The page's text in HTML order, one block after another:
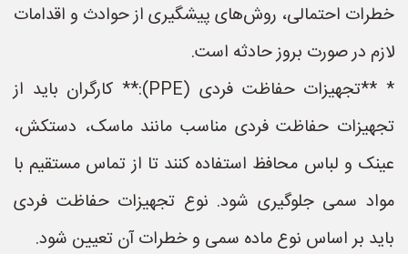
خطرات احتمالی، روش‌های پیشگیری از حوادث و اقدامات
لازم در صورت بروز حادثه است.
* **تجهیزات حفاظت فردی (PPE):** کارگران باید از
تجهیزات حفاظت فردی مناسب مانند ماسک، دستکش،
عینک و لباس محافظ استفاده کنند تا از تماس مستقیم با
مواد سمی جلوگیری شود. نوع تجهیزات حفاظت فردی
باید بر اساس نوع ماده سمی و خطرات آن تعیین شود.